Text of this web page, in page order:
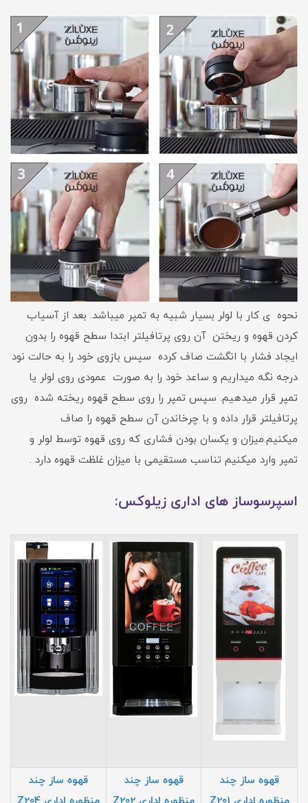
نحوه ی کار با لولر بسیار شبیه به تمپر میباشد. بعد از آسیاب
کردن قهوه و ریختن آن روی پرتافیلتر ابتدا سطح قهوه را بدون
ایجاد فشار با انگشت صاف کرده سپس بازوی خود را به حالت نود
درجه نگه میداریم و ساعد خود را به صورت عمودی روی لولر یا
تمپر قرار میدهیم. سپس تمپر را روی سطح قهوه ریخته شده روی
پرتافیلتر قرار داده و با چرخاندن آن سطح قهوه را صاف
میکنیم.میزان و یکسان بودن فشاری که روی قهوه توسط لولر و
تمپر وارد میکنیم تناسب مستقیمی با میزان غلظت قهوه دارد .
اسپرسوساز های اداری زیلوکس:
قهوه ساز چند
قهوه ساز چند
قهوه ساز چند